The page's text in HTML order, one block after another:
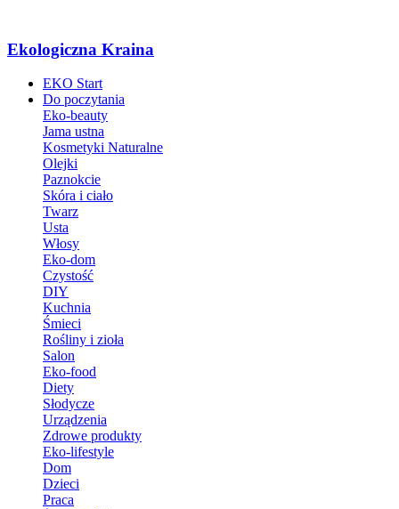
Ekologiczna Kraina
EKO Start
Do poczytania
Eko-beauty
Jama ustna
Kosmetyki Naturalne
Olejki
Paznokcie
Skóra i ciało
Twarz
Usta
Włosy
Eko-dom
Czystość
DIY
Kuchnia
Śmieci
Rośliny i zioła
Salon
Eko-food
Diety
Słodycze
Urządzenia
Zdrowe produkty
Eko-lifestyle
Dom
Dzieci
Praca